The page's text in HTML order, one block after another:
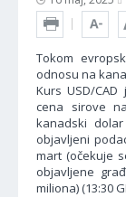
Tokom
odnosu na
Kurs USD/
cena sirove
kanadski
objavljeni
mart (očekuje
objavljene
miliona) (13:30